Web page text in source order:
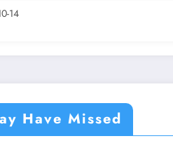
14
Have Missed